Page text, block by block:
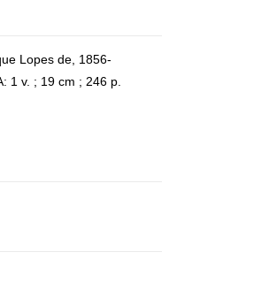
Lopes de, 1856-
1 v. ; 19 cm ; 246 p.